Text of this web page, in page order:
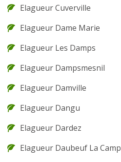
Elagueur Cuverville
Elagueur Dame Marie
Elagueur Les Damps
Elagueur Dampsmesnil
Elagueur Damville
Elagueur Dangu
Elagueur Dardez
Elagueur Daubeuf La